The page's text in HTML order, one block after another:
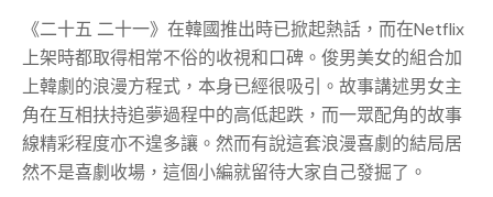
《二十五 二十一》在韓國推出時已掀起熱話，而在Netflix
上架時都取得相常不俗的收視和口碑。俊男美女的組合加
上韓劇的浪漫方程式，本身已經很吸引。故事講述男女主
角在互相扶持追夢過程中的高低起跌，而一眾配角的故事
線精彩程度亦不遑多讓。然而有說這套浪漫喜劇的結局居
然不是喜劇收場，這個小編就留待大家自己發掘了。